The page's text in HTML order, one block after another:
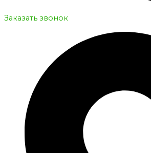
Заказать звонок